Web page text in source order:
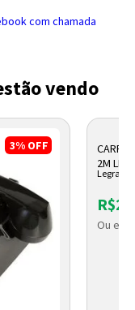
vendo
3% OFF
2M
Legrand
Ou em